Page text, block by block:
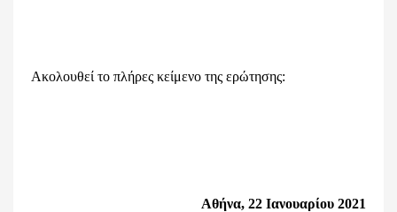
Ακολουθεί το πλήρες κείμενο της ερώτησης:
Αθήνα, 22 Ιανουαρίου 2021